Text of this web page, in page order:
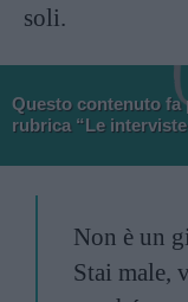
soli.
Questo contenuto fa
rubrica “Le
Non è un
Stai male,